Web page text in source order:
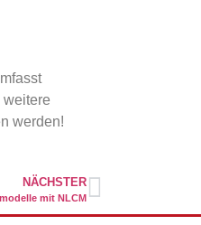
werden!
NÄCHSTER
mit NLCM​